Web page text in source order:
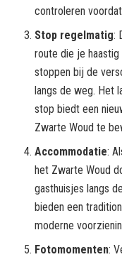
controleren
Stop regelmatig:
route die je
stoppen bij de
langs de weg. Het
stop biedt een
Zwarte Woud te
Accommodatie:
het Zwarte Woud
gasthuisjes langs
bieden een
moderne
Fotomomenten: